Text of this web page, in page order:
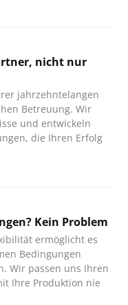
nicht nur
jahrzehntelangen
Betreuung. Wir
und entwickeln
die Ihren Erfolg
Kein Problem
ermöglicht es
Bedingungen
Wir passen uns Ihren
Ihre Produktion nie